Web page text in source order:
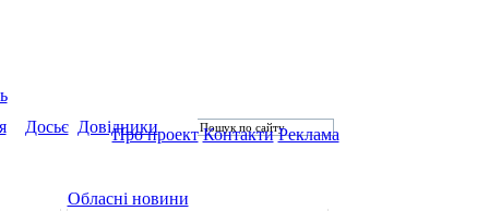
Про проект Контакти Реклама
Досьє Довідники
Обласні новини